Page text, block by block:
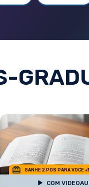
GANHE 2 POS PARA VOCE
COM